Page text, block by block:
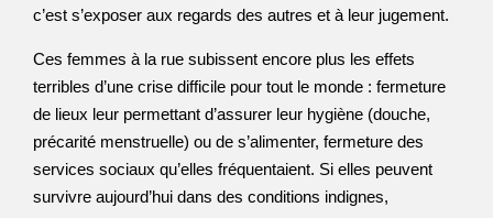
c’est s’exposer aux regards des autres et à leur jugement.
Ces femmes à la rue subissent encore plus les effets
terribles d’une crise difficile pour tout le monde : fermeture
de lieux leur permettant d’assurer leur hygiène (douche,
précarité menstruelle) ou de s’alimenter, fermeture des
services sociaux qu’elles fréquentaient. Si elles peuvent
survivre aujourd’hui dans des conditions indignes,